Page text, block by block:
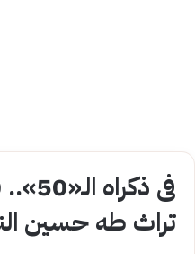
فى
تراث طه حسين